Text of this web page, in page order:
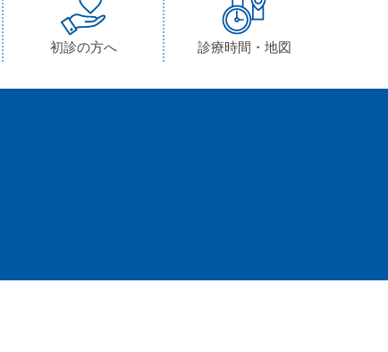
初診の方へ 診療時間・地図